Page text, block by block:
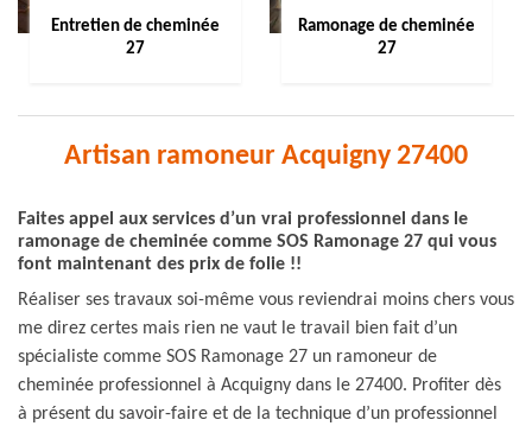
Entretien de cheminée
27
Ramonage de cheminée
27
Artisan ramoneur Acquigny 27400
Faites appel aux services d’un vrai professionnel dans le
ramonage de cheminée comme SOS Ramonage 27 qui vous
font maintenant des prix de folie !!
Réaliser ses travaux soi-même vous reviendrai moins chers vous
me direz certes mais rien ne vaut le travail bien fait d’un
spécialiste comme SOS Ramonage 27 un ramoneur de
cheminée professionnel à Acquigny dans le 27400. Profiter dès
à présent du savoir-faire et de la technique d’un professionnel